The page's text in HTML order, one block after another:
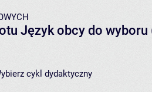
Język obcy do
cykl dydaktyczny